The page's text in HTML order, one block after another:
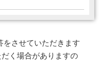
をさせていただきます
く場合がありますの